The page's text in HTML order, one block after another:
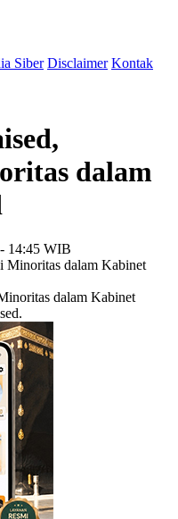
Siber Disclaimer Kontak
dalam
14:45 WIB
dalam Kabinet